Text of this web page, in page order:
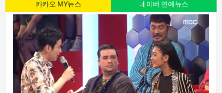
카카오 MY뉴스 네이버 연예뉴스